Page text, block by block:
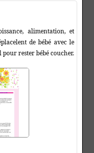
alimentation, et
de bébé avec le
rester bébé coucher.